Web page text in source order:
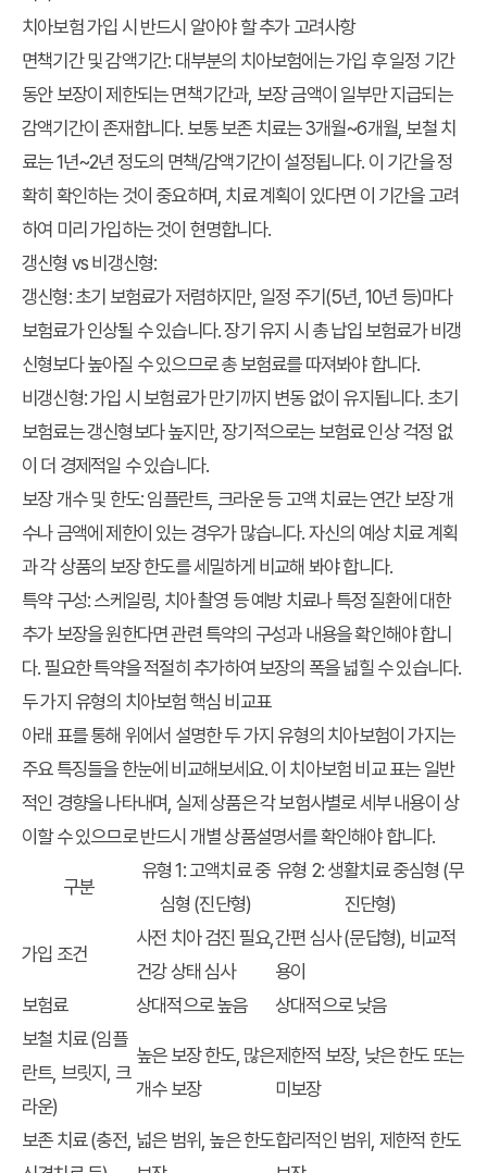
치아보험 가입 시 반드시 알아야 할 추가 고려사항
면책기간 및 감액기간: 대부분의 치아보험에는 가입 후 일정 기간
동안 보장이 제한되는 면책기간과, 보장 금액이 일부만 지급되는
감액기간이 존재합니다. 보통 보존 치료는 3개월~6개월, 보철 치
료는 1년~2년 정도의 면책/감액기간이 설정됩니다. 이 기간을 정
확히 확인하는 것이 중요하며, 치료 계획이 있다면 이 기간을 고려
하여 미리 가입하는 것이 현명합니다.
갱신형 vs 비갱신형:
갱신형: 초기 보험료가 저렴하지만, 일정 주기(5년, 10년 등)마다
보험료가 인상될 수 있습니다. 장기 유지 시 총 납입 보험료가 비갱
신형보다 높아질 수 있으므로 총 보험료를 따져봐야 합니다.
비갱신형: 가입 시 보험료가 만기까지 변동 없이 유지됩니다. 초기
보험료는 갱신형보다 높지만, 장기적으로는 보험료 인상 걱정 없
이 더 경제적일 수 있습니다.
보장 개수 및 한도:임플란트, 크라운 등 고액 치료는 연간 보장 개
수나 금액에 제한이 있는 경우가 많습니다. 자신의 예상 치료 계획
과 각 상품의 보장 한도를 세밀하게 비교해 봐야 합니다.
특약 구성:스케일링, 치아 촬영 등 예방 치료나 특정 질환에 대한
추가 보장을 원한다면 관련 특약의 구성과 내용을 확인해야 합니
다. 필요한 특약을 적절히 추가하여 보장의 폭을 넓힐 수 있습니다.
두 가지 유형의 치아보험 핵심 비교표
아래 표를 통해 위에서 설명한 두 가지 유형의 치아보험이 가지는
주요 특징들을 한눈에 비교해보세요. 이 치아보험 비교 표는 일반
적인 경향을 나타내며, 실제 상품은 각 보험사별로 세부 내용이 상
이할 수 있으므로 반드시 개별 상품설명서를 확인해야 합니다.
구분
유형 1: 고액치료 중
심형 (진단형)
유형 2: 생활치료 중심형 (무
진단형)
가입 조건
사전 치아 검진 필요,
건강 상태 심사
간편 심사 (문답형), 비교적
용이
보험료
상대적으로 높음
상대적으로 낮음
보철 치료 (임플
란트, 브릿지, 크
라운)
높은 보장 한도, 많은
개수 보장
제한적 보장, 낮은 한도 또는
미보장
보존 치료 (충전, 넓은 범위, 높은 한도합리적인 범위, 제한적 한도